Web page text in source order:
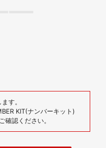
す。
KIT(ナンバーキット)
確認ください。